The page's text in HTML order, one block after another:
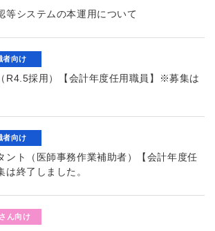
等システムの本運用について
者向け
R4.5採用）【会計年度任用職員】※募集は
者向け
ント（医師事務作業補助者）【会計年度任
終了しました。
ん向け